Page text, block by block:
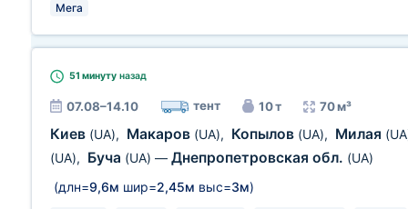
Мега
51 минуту назад
07.08–14.10 тент 10 т 70 м³
Киев (UA), Макаров (UA), Копылов (UA), Милая
(UA), Буча (UA) — Днепропетровская обл. (UA)
(длн=9,6м шир=2,45м выс=3м)